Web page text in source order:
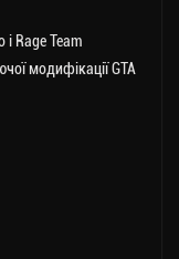
Rage Team
модифікації GTA